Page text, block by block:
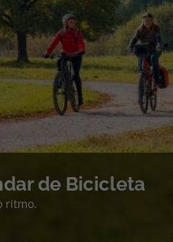
de Bicicleta
ritmo.